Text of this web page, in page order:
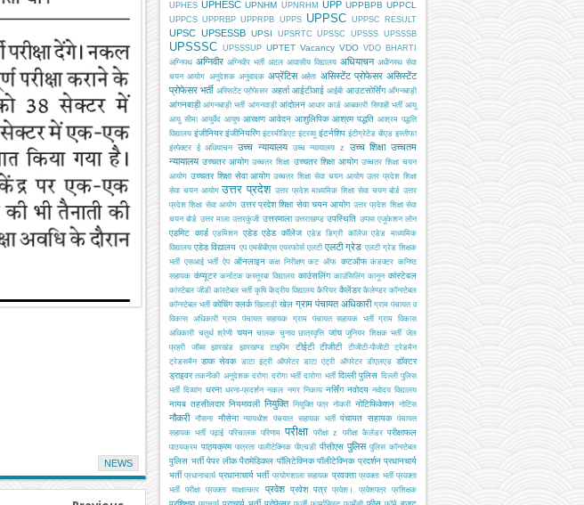
NEWS
UPHES UPHESC UPNHM UPNRHM UPP UPPBPB UPPCL
UPPCS UPPRBP UPPRPB UPPS UPPSC UPPSC RESULT
UPSC UPSESSB UPSI UPSRTC UPSSC UPSSS UPSSSB
UPSSSC UPSSSUP UPTET Vacancy VDO VDO BHARTI
अग्निपथ अग्निवीर अग्निवीर भर्ती अटल आवासीय विद्यालय अधियाचन अधीनस्थ सेवा
चयन आयोग अनुदेशक अनुवादक अप्रेंटिस अर्हता असिस्टेंट प्रोफेसर असिस्टेंट
प्रोफेसर भर्ती अस्सिटेंट प्रोफेसर अहर्ता आईटीआई आईबी आउटसोर्सिंग आँगनबाड़ी
आंगनबाड़ी आंगनबाड़ी भर्ती आंगनवाड़ी आंदोलन आधार कार्ड आबकारी सिपाही भर्ती आयु
आयु सीमा आयुर्वेद आयुष आरक्षण आवेदन आशुलिपिक आश्रम पद्धति आश्रम पद्धति
विद्यालय इंजीनियर इंजीनियरिंग इंटरमीडिएट इंटरव्यू इंटर्नशिप इंटीग्रेटेड बीएड इस्तीफा
इंस्पेक्टर ई अधियाचन उच्च न्यायालय उच्च न्यायालय z उच्च शिक्षा उच्चतम
न्यायालय उच्चतर आयोग उच्चतर शिक्षा उच्चतर शिक्षा आयोग उच्चतर शिक्षा चयन
आयोग उच्चतर शिक्षा सेवा आयोग उच्चतर शिक्षा सेवा चयन आयोग उतर प्रदेश शिक्षा
सेवा चयन आयोग उत्तर प्रदेश उत्तर प्रदेश माध्यमिक शिक्षा सेवा चयन बोर्ड उत्तर
प्रदेश शिक्षा सेवा आयोग उत्तर प्रदेश शिक्षा सेवा चयन आयोग उत्तर प्रदेश शिक्षा सेवा
चयन बोर्ड उत्तर माला उत्तरकुंजी उत्तरमाला उत्तराखण्ड उपस्थिति उप्पस एजूकेशन लोन
एडमिट कार्ड एडमिशन एडेड एडेड कॉलेज एडेड डिग्री कॉलेज एडेड माध्यमिक
विद्यालय एडेड विद्यालय एप एमबीबीएस एयरफोर्स एलटी एलटी ग्रेड एलटी ग्रेड शिक्षक
भर्ती एसआई भर्ती ऐप ऑनलाइन कक्ष निरीक्षण कट ऑफ कटऑफ कंडक्टर कनिष्ठ
सहायक कंप्यूटर कर्नाटक कस्तूरबा विद्यालय काउंसलिंग काउंसिलिंग कानून कांस्टेबल
कांस्टेबल जीडी कांस्टेबल भर्ती कृषि केंद्रीय विद्यालय कैरियर कैलेंडर कैलेण्डर कॉन्स्टेबल
कॉन्स्टेबल भर्ती कोचिंग क्लर्क खिलाड़ी खेल ग्राम पंचायत अधिकारी ग्राम पंचायत व
विकास अधिकारी ग्राम पंचायत सहायक ग्राम पंचायत सहायक भर्ती ग्राम विकास
अधिकारी चतुर्थ श्रेणी चयन चालक चुनाव छात्रवृत्ति जांच जूनियर शिक्षक भर्ती जेल
प्रहरी
जॉब्स झारखंड झारखण्ड टाइपिंग टीईटी टीजीटी टीजीटी-पीजीटी
ट्रेडमैन
ट्रेडसमैन डाक सेवक डाटा इंट्री ऑपरेटर डाटा एंट्री ऑपरेटर डीएलएड डॉक्टर
ड्राइवर तकनीकी अनुदेशक दरोगा दरोगा भर्ती दारोगा भर्ती दिल्ली पुलिस दिल्ली पुलिस
भर्ती दिव्यांग धरना धरना-प्रदर्शन नकल नगर निकाय नर्सिंग नवोदय नवोदय विद्यालय
नायब तहसीलदार नियमावली नियुक्ति नियुक्ति पत्र नोकरी नोटिफिकेशन नोटिस
नौकरी नौसना नौसेना न्यायधीश पंचयात सहायक भर्ती पंचायत सहायक पंचायत
सहायक भर्ती पढ़ाई परिचालक परिणाम परीक्षा परीक्षा z परीक्षा कैलेंडर परीक्षाफल
पाठयक्रम पाठ्यक्रम पात्रता पालीटेक्निक पीएचडी पीसीएस पुलिस पुलिस कॉन्स्टेबल
पुलिस भर्ती पेपर लीक पैरामेडिकल पॉलिटेक्निक पॉलीटेक्निक प्रदर्शन प्रधानचार्य
भर्ती प्रधानाचार्य प्रधानाचार्य भर्ती प्रयोगशाला सहायक प्रवक्ता प्रवक्ता भर्ती प्रवक्ता
भर्ती परीक्षा
प्रवक्ता साक्षात्कार प्रवेश प्रवेश पत्र प्रवेश। प्रवेशपत्र प्रशिक्षक